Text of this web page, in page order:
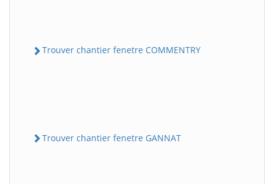
Trouver chantier fenetre COMMENTRY
Trouver chantier fenetre GANNAT